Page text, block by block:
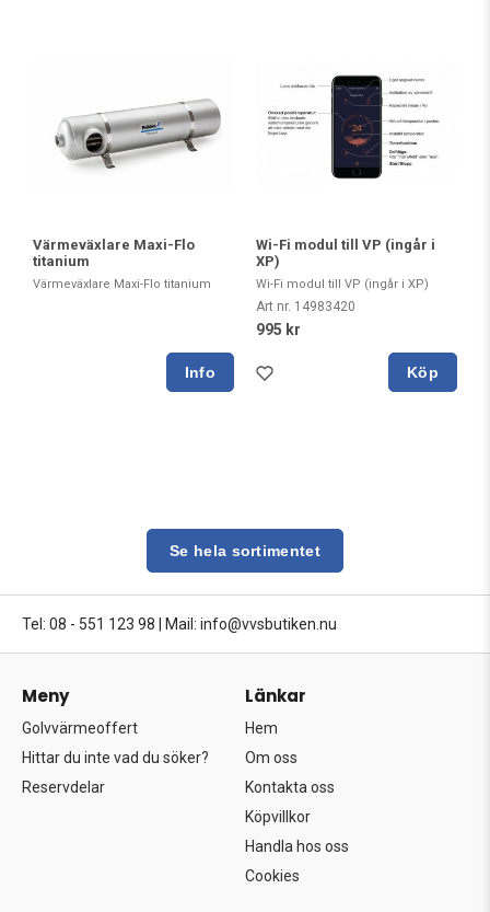
Värmeväxlare Maxi-Flo
titanium
Värmeväxlare Maxi-Flo titanium
Wi-Fi modul till VP (ingår i
XP)
Wi-Fi modul till VP (ingår i XP)
Art nr. 14983420
995 kr
Köp
Se hela sortimentet
Tel: 08 - 551 123 98 Mail: info@vvsbutiken.nu
Meny
Golvvärmeoffert
Hittar du inte vad du söker?
Reservdelar
Länkar
Hem
Om oss
Kontakta oss
Köpvillkor
Handla hos oss
Cookies